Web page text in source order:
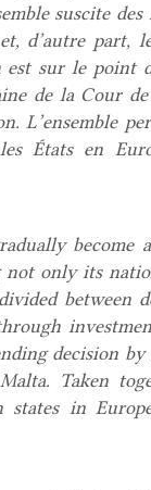
suscite
d’autre part,
est sur le point
de la Cour
L’ensemble
États en
become
not only its
decision
Taken
in